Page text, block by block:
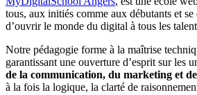
tous, aux initiés comme aux débutants et
d’ouvrir le monde du digital à tous les
Notre pédagogie forme à la maîtrise
garantissant une ouverture d’esprit sur les
de la communication, du marketing et
à la fois la logique, la clarté de